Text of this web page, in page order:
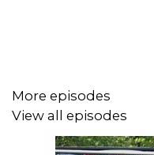
More episodes
View all episodes